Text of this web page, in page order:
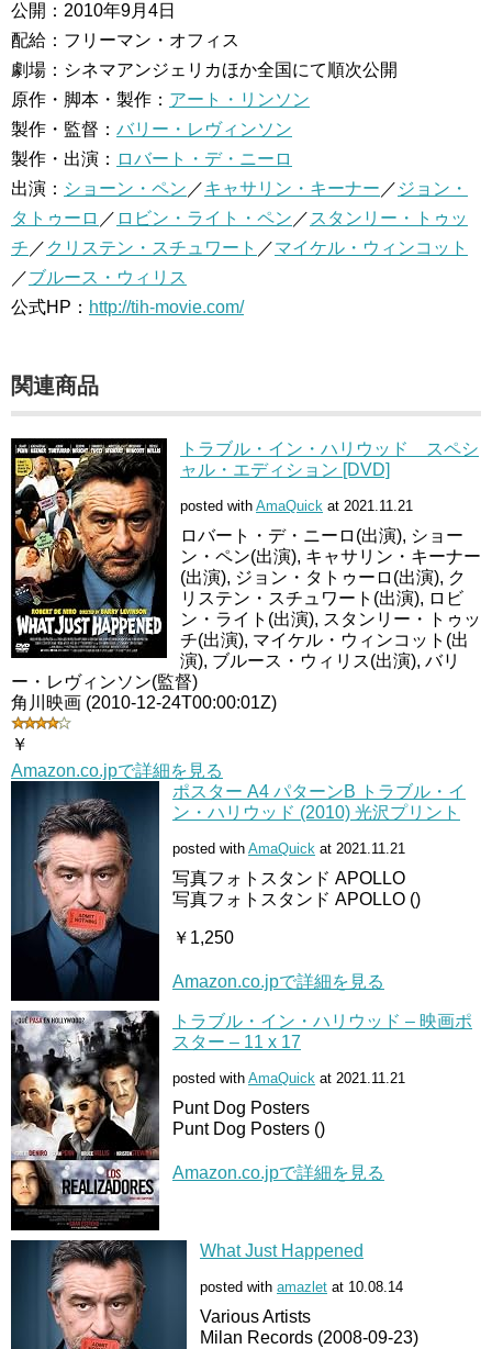
公開：2010年9月4日
配給：フリーマン・オフィス
劇場：シネマアンジェリカほか全国にて順次公開
原作・脚本・製作： アート・リンソン
製作・監督： バリー・レヴィンソン
製作・出演： ロバート・デ・ニーロ
出演： ショーン・ペン ／キャサリン・キーナー ／ ジョン・
タトゥーロ ／ ロビン・ライト・ペン ／ スタンリー・トゥッ
チ ／ クリステン・スチュワート ／マイケル・ウィンコット
／ブルース・ウィリス
公式HP： http://tih-movie.com/
関連商品
トラブル・イン・ハリウッド スペシ
ャル・エディション [DVD]
posted with AmaQuick at 2021.11.21
ロバート・デ・ニーロ(出演), ショー
ン・ペン(出演), キャサリン・キーナー
(出演), ジョン・タトゥーロ(出演), ク
リステン・スチュワート(出演), ロビ
ン・ライト(出演), スタンリー・トゥッ
チ(出演), マイケル・ウィンコット(出
演), ブルース・ウィリス(出演), バリ
ー・レヴィンソン(監督)
角川映画 (2010-12-24T00:00:01Z)
￥
Amazon.co.jpで詳細を見る
ポスター A4 パターンB トラブル・イ
ン・ハリウッド (2010) 光沢プリント
posted with AmaQuick at 2021.11.21
写真フォトスタンド APOLLO
写真フォトスタンド APOLLO ()
￥1,250
Amazon.co.jpで詳細を見る
トラブル・イン・ハリウッド – 映画ポ
スター – 11 x 17
posted with AmaQuick at 2021.11.21
Punt Dog Posters
Punt Dog Posters ()
Amazon.co.jpで詳細を見る
What Just Happened
posted with amazlet at 10.08.14
Various Artists
Milan Records (2008-09-23)